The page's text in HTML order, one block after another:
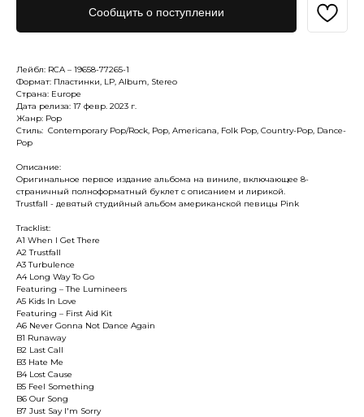
Сообщить о поступлении
Лейбл: RCA – 19658-77265-1
Формат: Пластинки, LP, Album, Stereo
Страна: Europe
Дата релиза: 17 февр. 2023 г.
Жанр: Pop
Стиль: Contemporary Pop/Rock, Pop, Americana, Folk Pop, Country-Pop, Dance-
Pop
Описание:
Оригинальное первое издание альбома на виниле, включающее 8-
страничный полноформатный буклет с описанием и лирикой.
Trustfall - девятый студийный альбом американской певицы Pink
Tracklist:
A1 When I Get There
A2 Trustfall
A3 Turbulence
A4 Long Way To Go
Featuring – The Lumineers
A5 Kids In Love
Featuring – First Aid Kit
A6 Never Gonna Not Dance Again
B1 Runaway
B2 Last Call
B3 Hate Me
B4 Lost Cause
B5 Feel Something
B6 Our Song
B7 Just Say I'm Sorry